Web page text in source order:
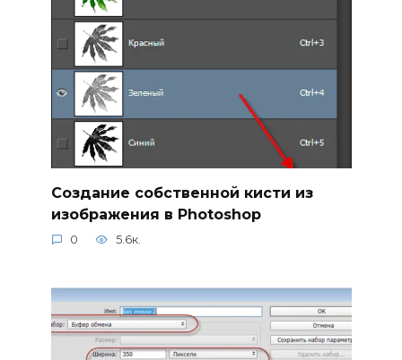
Создание собственной кисти из
изображения в Photoshop
0 5.6к.